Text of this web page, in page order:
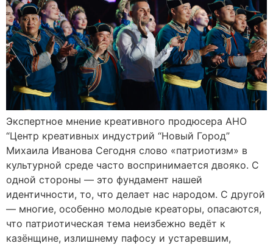
Экспертное мнение креативного продюсера АНО
“Центр креативных индустрий “Новый Город”
Михаила Иванова Сегодня слово «патриотизм» в
культурной среде часто воспринимается двояко. С
одной стороны — это фундамент нашей
идентичности, то, что делает нас народом. С другой
— многие, особенно молодые креаторы, опасаются,
что патриотическая тема неизбежно ведёт к
казёнщине, излишнему пафосу и устаревшим,